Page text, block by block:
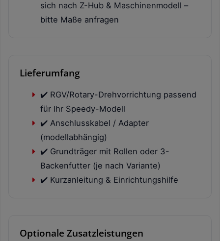
sich nach Z-Hub & Maschinenmodell –
bitte Maße anfragen
Lieferumfang
✔️ RGV/Rotary-Drehvorrichtung passend
für Ihr Speedy-Modell
✔️ Anschlusskabel / Adapter
(modellabhängig)
✔️ Grundträger mit Rollen oder 3-
Backenfutter (je nach Variante)
✔️ Kurzanleitung & Einrichtungshilfe
Optionale Zusatzleistungen